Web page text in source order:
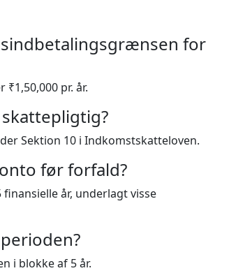
for
pr. år.
Sektion 10 i Indkomstskatteloven.
før forfald?
år, underlagt visse
i blokke af 5 år.